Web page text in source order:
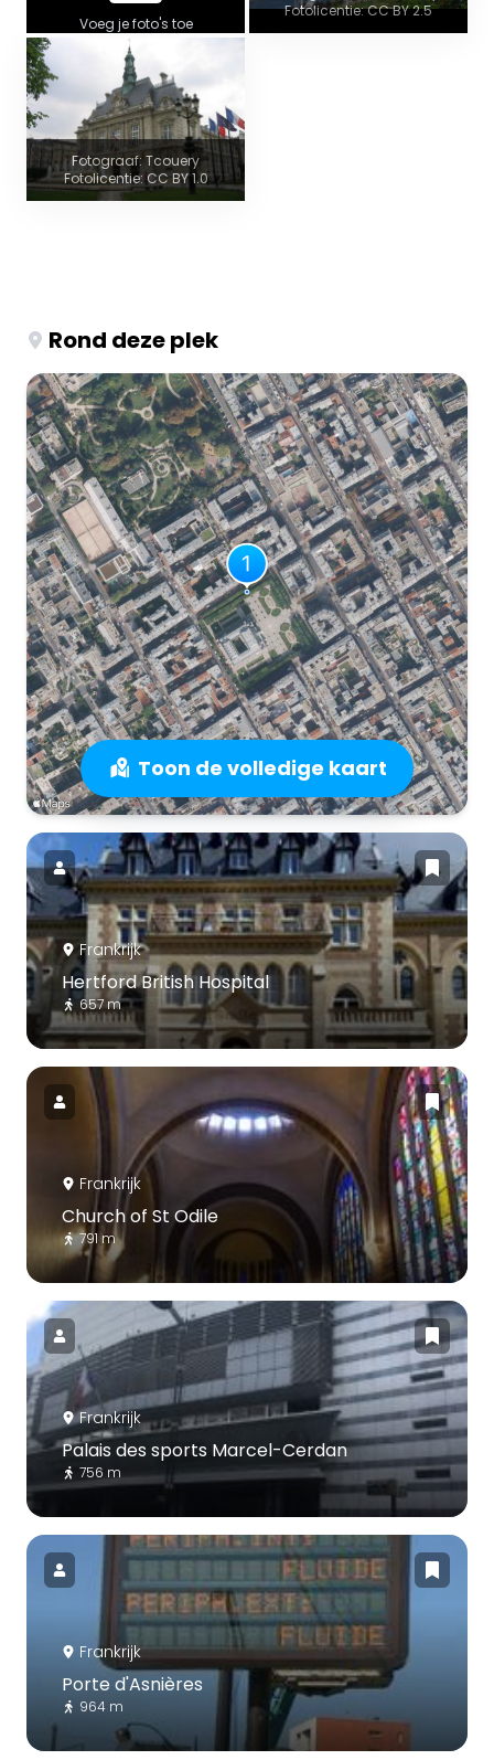
Voeg je foto's toe
Fotolicentie: CC BY 2.5
Fotograaf: Tcouery
Fotolicentie: CC BY 1.0
Rond deze plek
Toon de volledige kaart
Frankrijk
Hertford British Hospital
657 m
Frankrijk
Church of St Odile
791 m
Frankrijk
Palais des sports Marcel-Cerdan
756 m
Frankrijk
Porte d'Asnières
964 m